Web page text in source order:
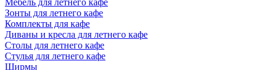
Мебель для летнего кафе
Зонты для летнего кафе
Комплекты для кафе
Диваны и кресла для летнего кафе
Столы для летнего кафе
Стулья для летнего кафе
Ширмы